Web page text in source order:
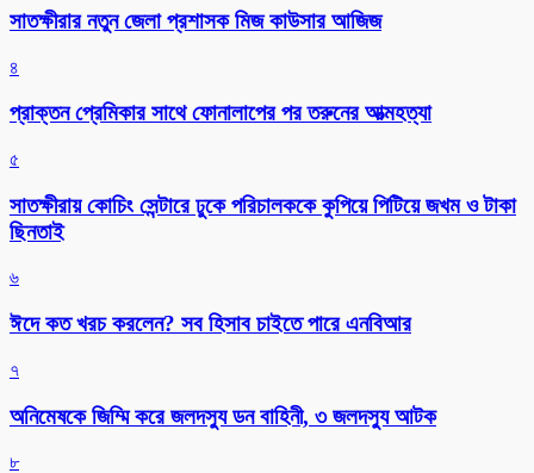
সাতক্ষীরার নতুন জেলা প্রশাসক মিজ কাউসার আজিজ
৪
প্রাক্তন প্রেমিকার সাথে ফোনালাপের পর তরুনের আত্মহত্যা
৫
সাতক্ষীরায় কোচিং সেন্টারে ঢুকে পরিচালককে কুপিয়ে পিটিয়ে জখম ও টাকা
ছিনতাই
৬
ঈদে কত খরচ করলেন? সব হিসাব চাইতে পারে এনবিআর
৭
অনিমেষকে জিম্মি করে জলদস্যু ডন বাহিনী, ৩ জলদস্যু আটক
৮